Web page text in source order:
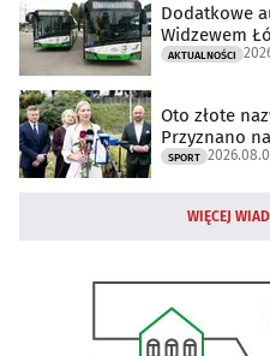
Dodatkowe
Widzewem
AKTUALNOŚCI
Oto złote
Przyznano
SPORT
WIĘCEJ